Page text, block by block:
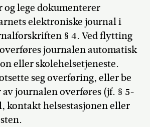
og lege dokumenterer
elektroniske journal i
§ 4. Ved flytting
journalen automatisk
eller skolehelsetjeneste.
seg overføring, eller be
journalen overføres (jf. § 5-
kontakt helsestasjonen eller